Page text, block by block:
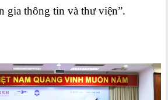
gia thông tin và thư viện”.